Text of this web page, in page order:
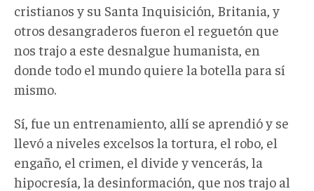
cristianos y su Santa Inquisición, Britania, y
otros desangraderos fueron el reguetón que
nos trajo a este desnalgue humanista, en
donde todo el mundo quiere la botella para sí
mismo.
Sí, fue un entrenamiento, allí se aprendió y se
llevó a niveles excelsos la tortura, el robo, el
engaño, el crimen, el divide y vencerás, la
hipocresía, la desinformación, que nos trajo al